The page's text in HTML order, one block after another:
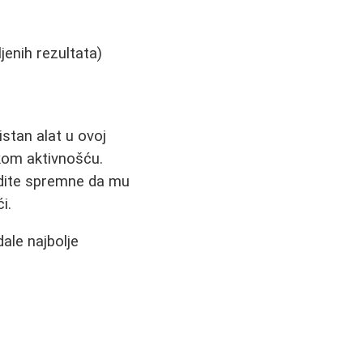
rezultata)
alat u ovoj
aktivnošću.
spremne da mu
najbolje